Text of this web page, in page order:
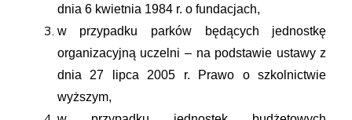
dnia 6 kwietnia 1984 r. o fundacjach,
w przypadku parków będących jednostkę
organizacyjną uczelni – na podstawie ustawy z
dnia 27 lipca 2005 r. Prawo o szkolnictwie
wyższym,